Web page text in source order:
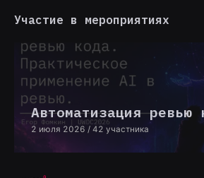
Участие в мероприятиях
Автоматизация ревью
2 июля 2026 / 42 участника